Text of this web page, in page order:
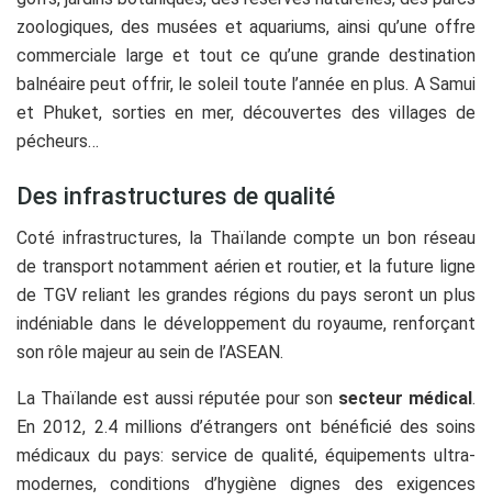
zoologiques, des musées et aquariums, ainsi qu’une offre
commerciale large et tout ce qu’une grande destination
balnéaire peut offrir, le soleil toute l’année en plus. A Samui
et Phuket, sorties en mer, découvertes des villages de
pécheurs…
Des infrastructures de qualité
Coté infrastructures, la Thaïlande compte un bon réseau
de transport notamment aérien et routier, et la future ligne
de TGV reliant les grandes régions du pays seront un plus
indéniable dans le développement du royaume, renforçant
son rôle majeur au sein de l’ASEAN.
La Thaïlande est aussi réputée pour son secteur médical .
En 2012, 2.4 millions d’étrangers ont bénéficié des soins
médicaux du pays: service de qualité, équipements ultra-
modernes, conditions d’hygiène dignes des exigences